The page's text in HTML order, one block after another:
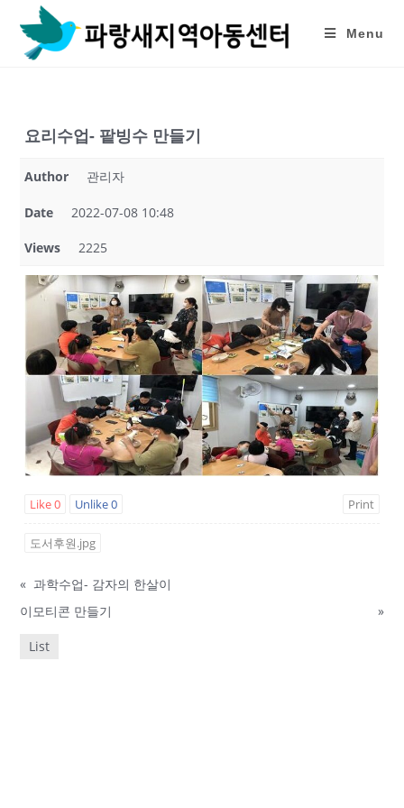
content
Menu
요리수업- 팥빙수 만들기
Author 관리자
Date 2022-07-08 10:48
Views 2225
Like0 Unlike0 Print
도서후원.jpg
« 과학수업- 감자의 한살이
이모티콘 만들기
»
List